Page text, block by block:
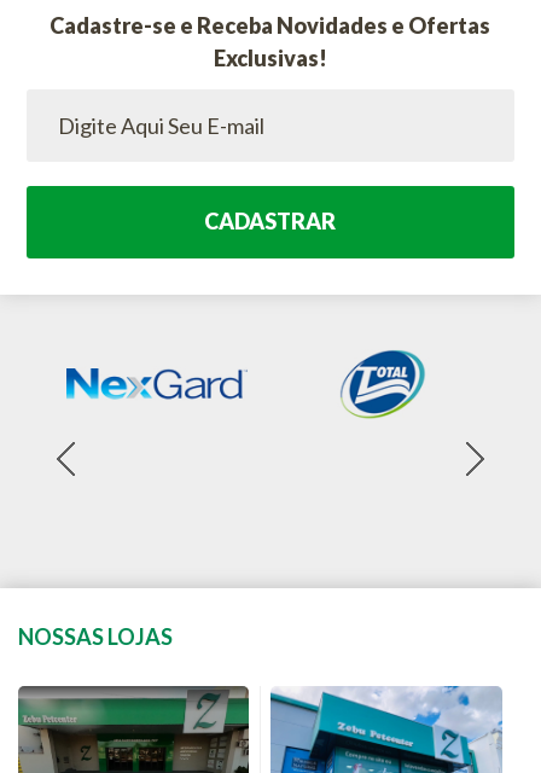
Cadastre-se e Receba Novidades e Ofertas
Exclusivas!
CADASTRAR
NOSSAS LOJAS